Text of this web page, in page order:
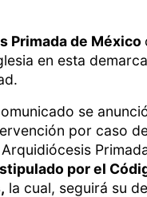
Primada de México
en esta
se
por caso
por el
la cual, seguirá su